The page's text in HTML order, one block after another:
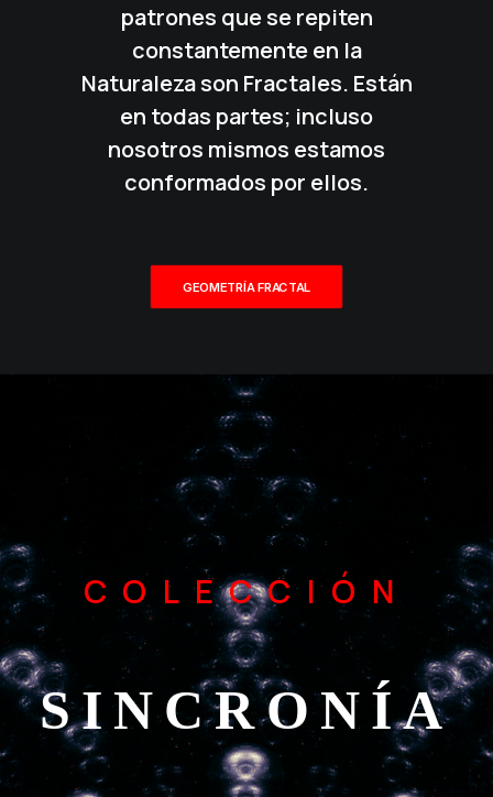
patrones que se repiten
constantemente en la
Naturaleza son Fractales. Están
en todas partes; incluso
nosotros mismos estamos
conformados por ellos.
GEOMETRÍA FRACTAL
COLECCIÓN
SINCRONÍA